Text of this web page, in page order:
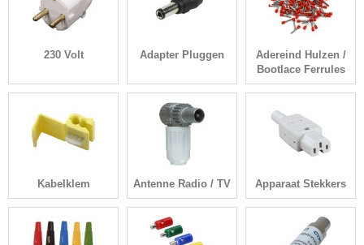
230 Volt Adapter Pluggen
Adereind Hulzen /
Bootlace Ferrules
Kabelklem Antenne Radio / TV Apparaat Stekkers